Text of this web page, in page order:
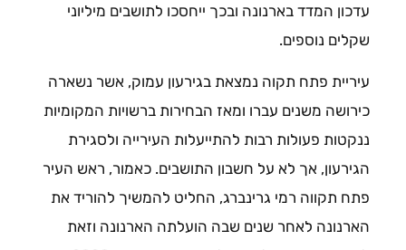
עדכון המדד בארנונה ובכך ייחסכו לתושבים מיליוני
שקלים נוספים.
עיריית פתח תקוה נמצאת בגירעון עמוק, אשר נשארה
כירושה משנים עברו ומאז הבחירות ברשויות המקומיות
ננקטות פעולות רבות להתייעלות העירייה ולסגירת
הגירעון, אך לא על חשבון התושבים. כאמור, ראש העיר
פתח תקווה רמי גרינברג, החליט להמשיך להוריד את
הארנונה לאחר שנים שבה הועלתה הארנונה וזאת